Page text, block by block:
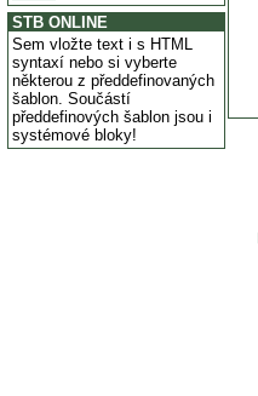
STB ONLINE
Sem vložte text i s HTML
syntaxí nebo si vyberte
některou z předdefinovaných
šablon. Součástí
předdefinových šablon jsou i
systémové bloky!